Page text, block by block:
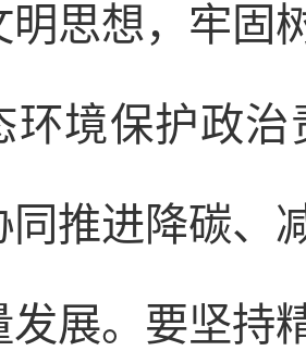
明思想，牢固
环境保护政
同推进降碳、
发展。要坚持